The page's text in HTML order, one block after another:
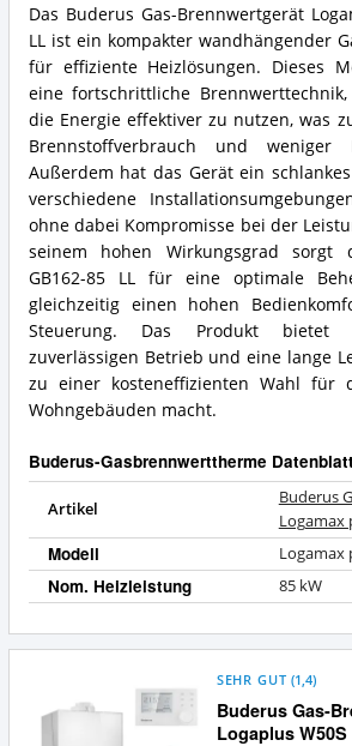
Das Buderus Gas-Brennwertgerät
LL ist ein kompakter wandhängender
für effiziente Heizlösungen. Dieses
eine fortschrittliche
die Energie effektiver zu nutzen, was
Brennstoffverbrauch und weniger
Außerdem hat das Gerät ein
verschiedene
ohne dabei Kompromisse bei der
seinem hohen Wirkungsgrad sorgt
GB162-85 LL für eine optimale
gleichzeitig einen hohen
Steuerung. Das Produkt bietet
zuverlässigen Betrieb und eine lange
zu einer kosteneffizienten Wahl für
Wohngebäuden macht.
Buderus-Gasbrennwerttherme Datenblatt
Artikel
Buderus
Logamax
Modell Logamax
Nom. Heizleistung 85 kW
Buderus Gas-
Logaplus W50S
SEHR GUT (1,4)